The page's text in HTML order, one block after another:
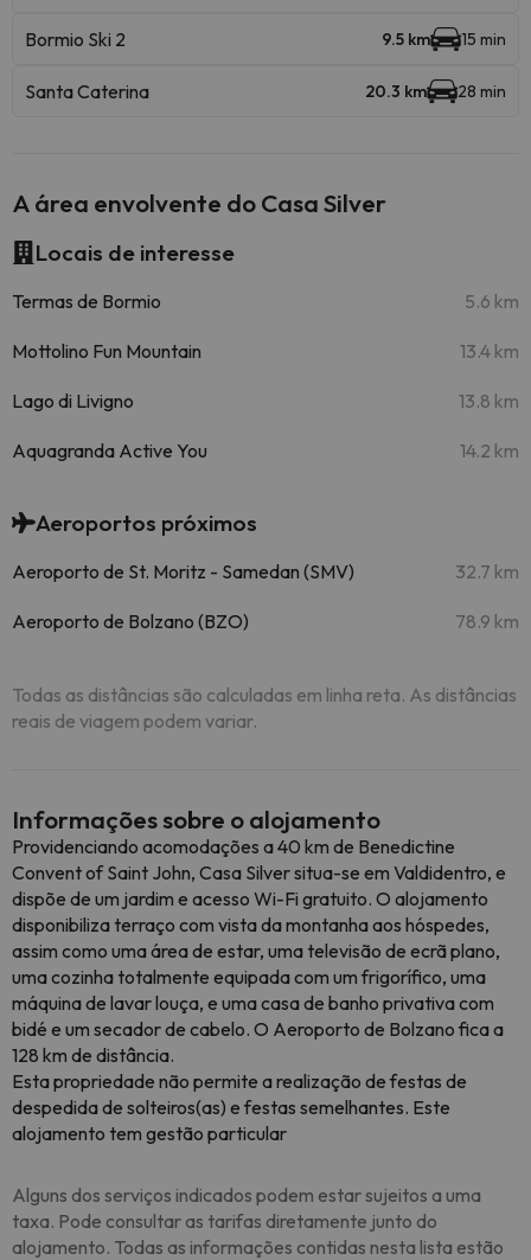
Bormio Ski 2 9.5 km 15 min
Santa Caterina 20.3 km 28 min
A área envolvente do Casa Silver
Locais de interesse
Termas de Bormio 5.6 km
Mottolino Fun Mountain 13.4 km
Lago di Livigno 13.8 km
Aquagranda Active You 14.2 km
Aeroportos próximos
Aeroporto de St. Moritz - Samedan (SMV) 32.7 km
Aeroporto de Bolzano (BZO) 78.9 km
Todas as distâncias são calculadas em linha reta. As distâncias
reais de viagem podem variar.
Informações sobre o alojamento
Providenciando acomodações a 40 km de Benedictine
Convent of Saint John, Casa Silver situa-se em Valdidentro, e
dispõe de um jardim e acesso Wi-Fi gratuito. O alojamento
disponibiliza terraço com vista da montanha aos hóspedes,
assim como uma área de estar, uma televisão de ecrã plano,
uma cozinha totalmente equipada com um frigorífico, uma
máquina de lavar louça, e uma casa de banho privativa com
bidé e um secador de cabelo. O Aeroporto de Bolzano fica a
128 km de distância.
Esta propriedade não permite a realização de festas de
despedida de solteiros(as) e festas semelhantes. Este
alojamento tem gestão particular
Alguns dos serviços indicados podem estar sujeitos a uma
taxa. Pode consultar as tarifas diretamente junto do
alojamento. Todas as informações contidas nesta lista estão